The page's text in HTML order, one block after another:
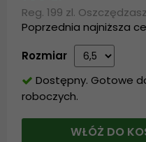
Reg. 199 zl.
Poprzednia najniższa
Rozmiar
Dostępny. Gotowe
roboczych.
WŁÓŻ DO